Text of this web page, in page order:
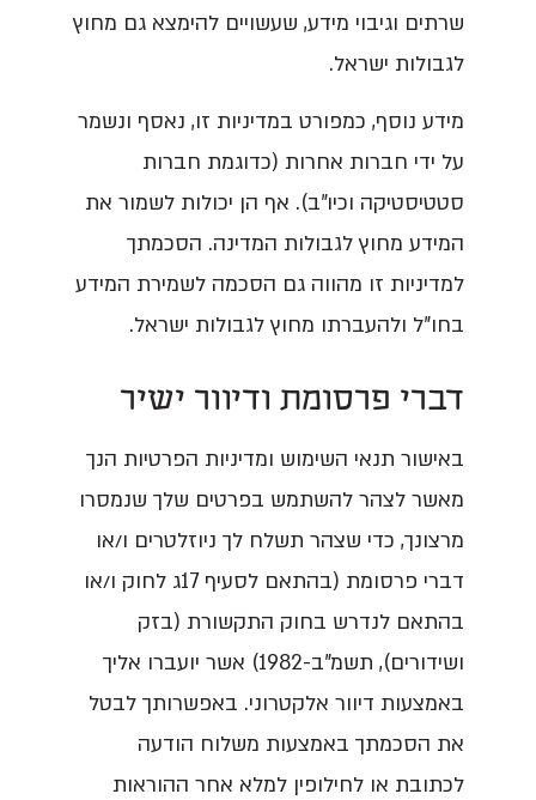
שרתים וגיבוי מידע, שעשויים להימצא גם מחוץ
לגבולות ישראל.
מידע נוסף, כמפורט במדיניות זו, נאסף ונשמר
על ידי חברות אחרות (כדוגמת חברות
סטטיסטיקה וכיו"ב). אף הן יכולות לשמור את
המידע מחוץ לגבולות המדינה. הסכמתך
למדיניות זו מהווה גם הסכמה לשמירת המידע
בחו"ל ולהעברתו מחוץ לגבולות ישראל.
דברי פרסומת ודיוור ישיר
באישור תנאי השימוש ומדיניות הפרטיות הנך
מאשר לצהר להשתמש בפרטים שלך שנמסרו
מרצונך, כדי שצהר תשלח לך ניוזלטרים ו/או
דברי פרסומת (בהתאם לסעיף 17ג לחוק ו/או
בהתאם לנדרש בחוק התקשורת (בזק
ושידורים), תשמ"ב-1982) אשר יועברו אליך
באמצעות דיוור אלקטרוני. באפשרותך לבטל
את הסכמתך באמצעות משלוח הודעה
לכתובת או לחילופין למלא אחר ההוראות